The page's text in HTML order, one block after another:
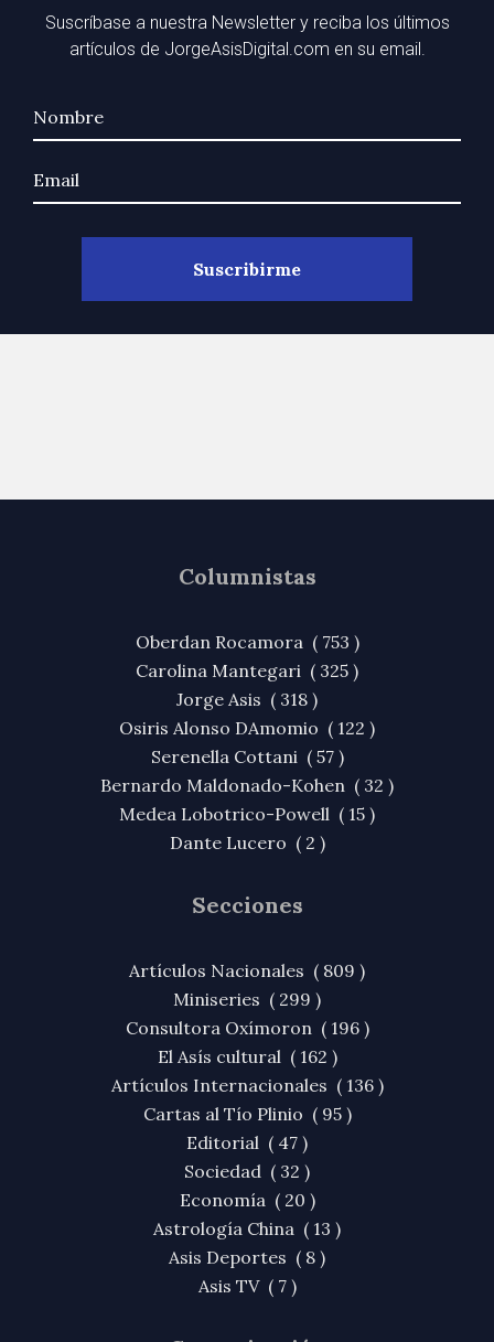
Suscríbase a nuestra Newsletter y reciba los últimos
artículos de JorgeAsisDigital.com en su email.
Columnistas
Oberdan Rocamora ( 753 )
Carolina Mantegari ( 325 )
Jorge Asis ( 318 )
Osiris Alonso DAmomio ( 122 )
Serenella Cottani ( 57 )
Bernardo Maldonado-Kohen ( 32 )
Medea Lobotrico-Powell ( 15 )
Dante Lucero ( 2 )
Secciones
Artículos Nacionales ( 809 )
Miniseries ( 299 )
Consultora Oxímoron ( 196 )
El Asís cultural ( 162 )
Artículos Internacionales ( 136 )
Cartas al Tío Plinio ( 95 )
Editorial ( 47 )
Sociedad ( 32 )
Economía ( 20 )
Astrología China ( 13 )
Asis Deportes ( 8 )
Asis TV ( 7 )